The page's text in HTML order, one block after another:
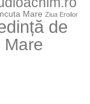
Mare Ziua Eroilor
de
Mare